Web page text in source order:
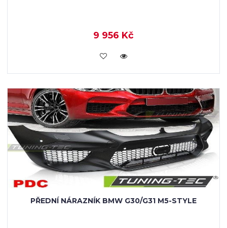
9 956 Kč
KOUPIT
PŘEDNÍ NÁRAZNÍK BMW G30/G31 M5-STYLE